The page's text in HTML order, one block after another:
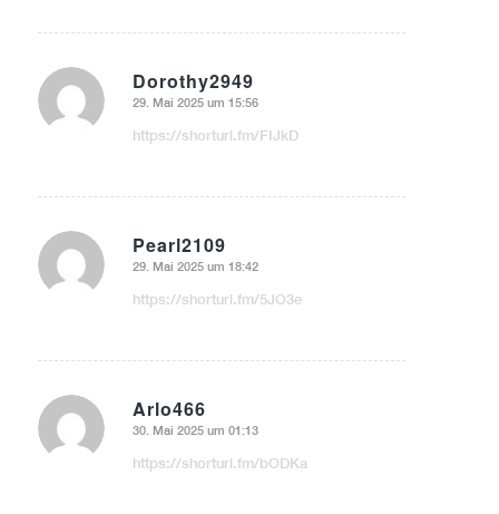
Dorothy2949
sagte:
29. Mai 2025 um 15:56
https://shorturl.fm/FIJkD
Pearl2109
sagte:
29. Mai 2025 um 18:42
https://shorturl.fm/5JO3e
Arlo466
sagte:
30. Mai 2025 um 01:13
https://shorturl.fm/bODKa